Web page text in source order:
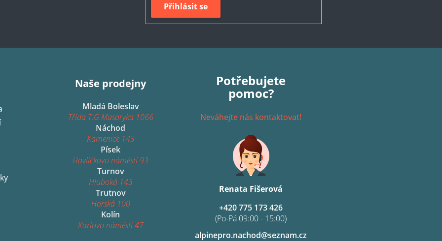
Přihlásit se
Naše prodejny
Mladá Boleslav
Třída T.G.Masaryka 1066
Náchod
Kamenice 143
Písek
Havlíčkovo náměstí 93
Turnov
Hluboká 143
Trutnov
Horská 100
Kolín
Karlovo náměstí 47
Potřebujete
pomoc?
Neváhejte nás kontaktovat!
Renata Fišerová
alpinepro.nachod@seznam.cz
+420 775 173 426
(Po-Pá 09:00 - 15:00)